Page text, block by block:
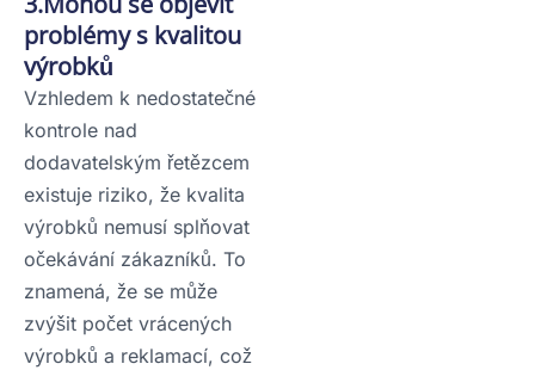
problémy s kvalitou
výrobků
Vzhledem k nedostatečné
kontrole nad
dodavatelským řetězcem
existuje riziko, že kvalita
výrobků nemusí splňovat
očekávání zákazníků. To
znamená, že se může
zvýšit počet vrácených
výrobků a reklamací, což